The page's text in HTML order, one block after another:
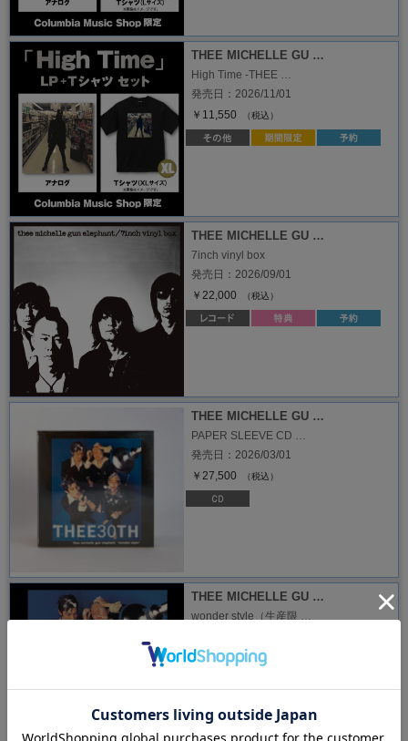
THEE MICHELLE GU …
High Time -THEE …
発売日：2026/11/01
￥11,550
（税込）
THEE MICHELLE GU …
7inch vinyl box
発売日：2026/09/01
￥22,000
（税込）
THEE MICHELLE GU …
PAPER SLEEVE CD …
発売日：2026/03/01
￥27,500
（税込）
THEE MICHELLE GU …
wonder style（生産限 …
￥3,850 （税込）